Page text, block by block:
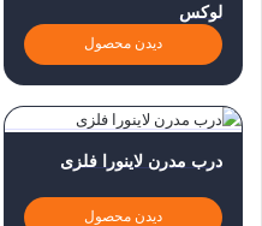
لوکس
دیدن محصول
درب مدرن لاینورا فلزی
دیدن محصول